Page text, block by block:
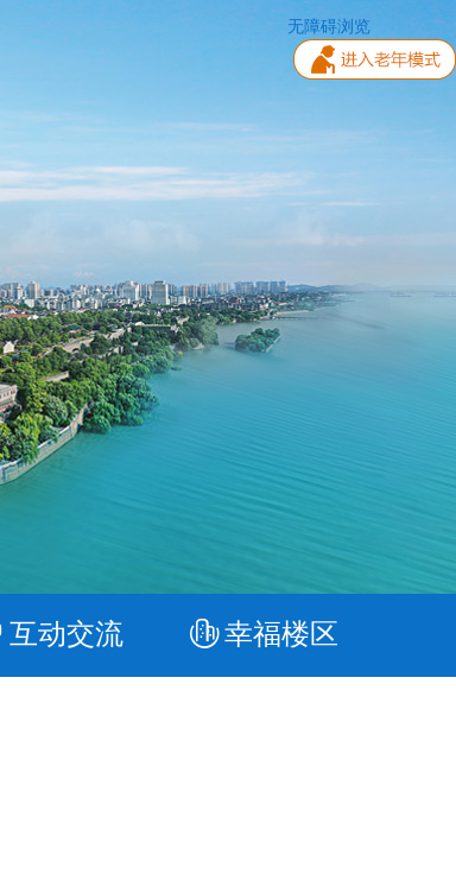
无障碍浏览
互动交流 幸福楼区